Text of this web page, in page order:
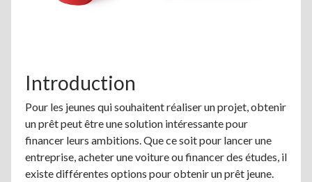
Introduction
Pour les jeunes qui souhaitent réaliser un projet, obtenir
un prêt peut être une solution intéressante pour
financer leurs ambitions. Que ce soit pour lancer une
entreprise, acheter une voiture ou financer des études, il
existe différentes options pour obtenir un prêt jeune.